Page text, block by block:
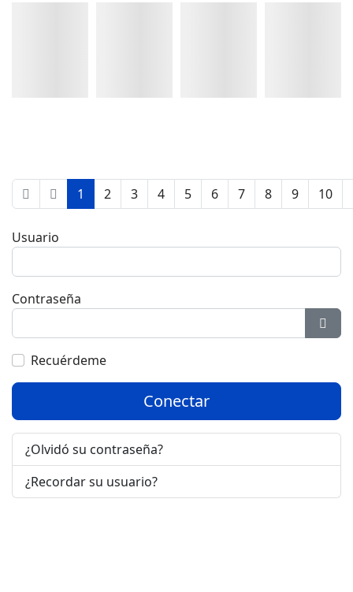
1 2 3 4 5 6 7 8 9 10
Usuario
Contraseña
Recuérdeme
Conectar
¿Olvidó su contraseña?
¿Recordar su usuario?